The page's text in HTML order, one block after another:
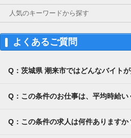
人気のキーワードから探す
よくあるご質問
Q：茨城県 潮来市ではどんなバイト
Q：この条件のお仕事は、平均時給い
Q：この条件の求人は何件ありますか